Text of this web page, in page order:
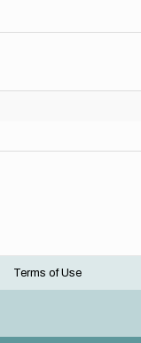
Terms of Use